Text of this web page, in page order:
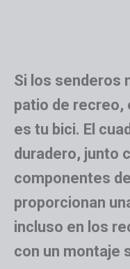
Si los senderos
patio de recreo,
es tu bici. El
duradero, junto
componentes
proporcionan
incluso en los
con un montaje